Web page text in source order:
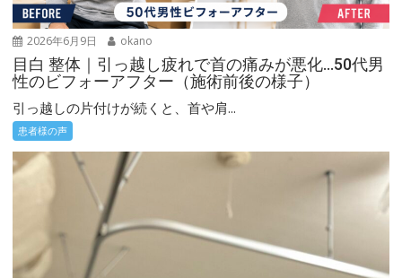
2026年6月9日 okano
目白 整体｜引っ越し疲れで首の痛みが悪化…50代男
性のビフォーアフター（施術前後の様子）
引っ越しの片付けが続くと、首や肩...
患者様の声